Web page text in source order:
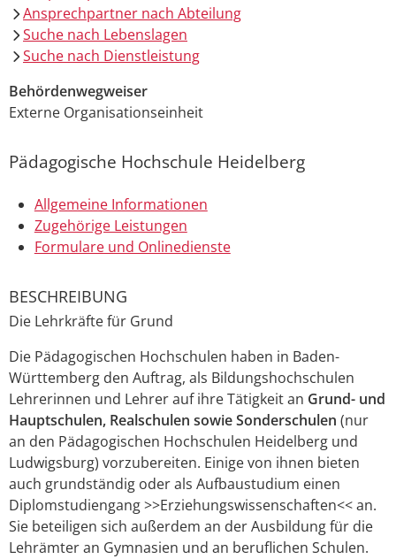
Ansprechpartner nach Abteilung
Suche nach Lebenslagen
Suche nach Dienstleistung
Behördenwegweiser
Externe Organisationseinheit
Pädagogische Hochschule Heidelberg
Allgemeine Informationen
Zugehörige Leistungen
Formulare und Onlinedienste
BESCHREIBUNG
Die Lehrkräfte für Grund
Die Pädagogischen Hochschulen haben in Baden-
Württemberg den Auftrag, als Bildungshochschulen
Lehrerinnen und Lehrer auf ihre Tätigkeit an Grund- und
Hauptschulen, Realschulen sowie Sonderschulen (nur
an den Pädagogischen Hochschulen Heidelberg und
Ludwigsburg) vorzubereiten. Einige von ihnen bieten
auch grundständig oder als Aufbaustudium einen
Diplomstudiengang >>Erziehungswissenschaften<< an.
Sie beteiligen sich außerdem an der Ausbildung für die
Lehrämter an Gymnasien und an beruflichen Schulen.